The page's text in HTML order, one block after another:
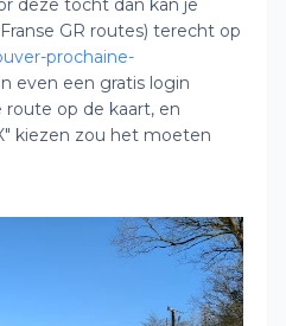
deze tocht dan kan je
GR routes) terecht op
prochaine-
even een gratis login
route op de kaart, en
kiezen zou het moeten